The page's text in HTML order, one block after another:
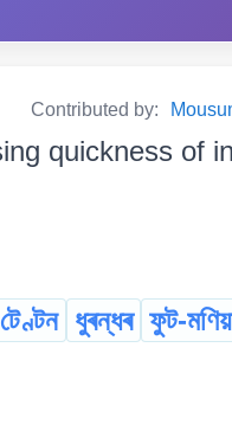
Contributed by:
quickness of
টেণ্টন ধুৰন্ধৰ ফুট-